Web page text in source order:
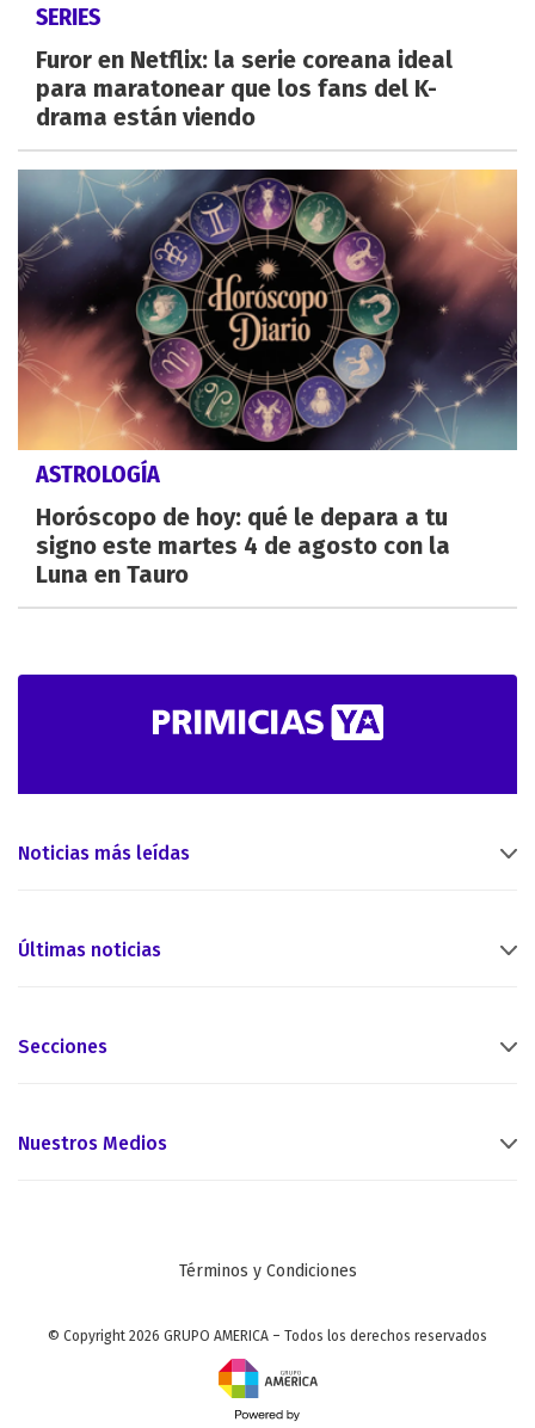
SERIES
Furor en Netflix: la serie coreana ideal
para maratonear que los fans del K-
drama están viendo
ASTROLOGÍA
Horóscopo de hoy: qué le depara a tu
signo este martes 4 de agosto con la
Luna en Tauro
Noticias más leídas
Últimas noticias
Secciones
Nuestros Medios
Términos y Condiciones
© Copyright 2026 GRUPO AMERICA – Todos los derechos reservados